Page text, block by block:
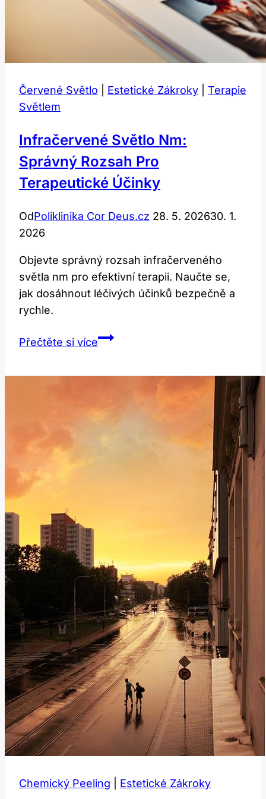
Červené Světlo Estetické Zákroky
Terapie
Světlem
Infračervené Světlo Nm:
Správný Rozsah Pro
Terapeutické Účinky
OdPoliklinika Cor Deus.cz 28. 5. 202630. 1.
2026
Objevte správný rozsah infračerveného
světla nm pro efektivní terapii. Naučte se,
jak dosáhnout léčivých účinků bezpečně a
rychle.
Přečtěte si víceInfračervené
Terapeutické
Chemický Peeling Estetické Zákroky